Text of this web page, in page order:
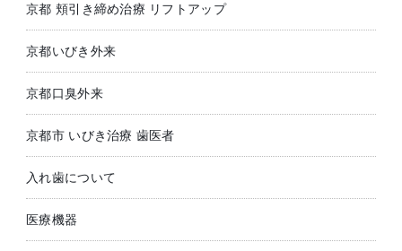
京都 頬引き締め治療 リフトアップ
京都いびき外来
京都口臭外来
京都市 いびき治療 歯医者
入れ歯について
医療機器